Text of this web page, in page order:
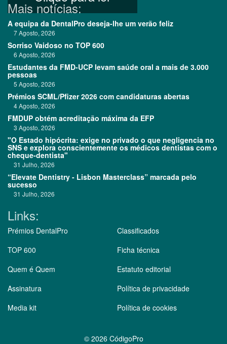
Mais notícias:
A equipa da DentalPro deseja-lhe um verão feliz
7 Agosto, 2026
Sorriso Vaidoso no TOP 600
6 Agosto, 2026
Estudantes da FMD-UCP levam saúde oral a mais de 3.000
pessoas
5 Agosto, 2026
Prémios SCML/Pfizer 2026 com candidaturas abertas
4 Agosto, 2026
FMDUP obtém acreditação máxima da EFP
3 Agosto, 2026
"O Estado hipócrita: exige no privado o que negligencia no
SNS e explora conscientemente os médicos dentistas com o
cheque-dentista"
31 Julho, 2026
“Elevate Dentistry - Lisbon Masterclass” marcada pelo
sucesso
31 Julho, 2026
Links:
Prémios DentalPro
TOP 600
Quem é Quem
Assinatura
Media kit
Classificados
Ficha técnica
Estatuto editorial
Política de privacidade
Política de cookies
© 2026 CódigoPro